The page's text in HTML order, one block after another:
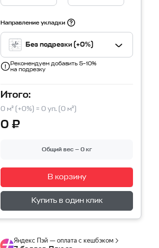
Направление укладки
Без подрезки (+0%)
Рекомендуем добавить 5–10%
на подрезку
Итого:
0 м² (+0%) = 0 уп. (0 м²)
0 ₽
Общий вес — 0 кг
В корзину
Перейти в корзину
Купить в один клик